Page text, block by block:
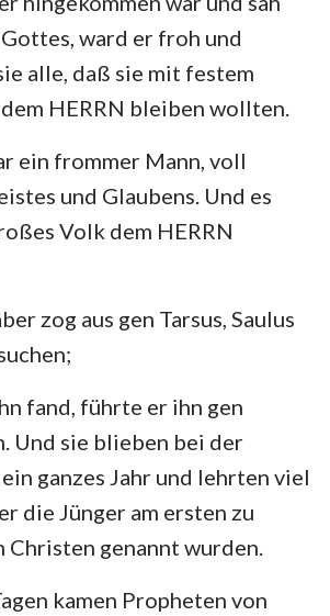
ward er froh und
alle, daß sie mit festem
HERRN bleiben wollten.
ein frommer Mann, voll
und Glaubens. Und es
Volk dem HERRN
zog aus gen Tarsus, Saulus
fand, führte er ihn gen
Und sie blieben bei der
ganzes Jahr und lehrten viel
die Jünger am ersten zu
genannt wurden.
kamen Propheten von